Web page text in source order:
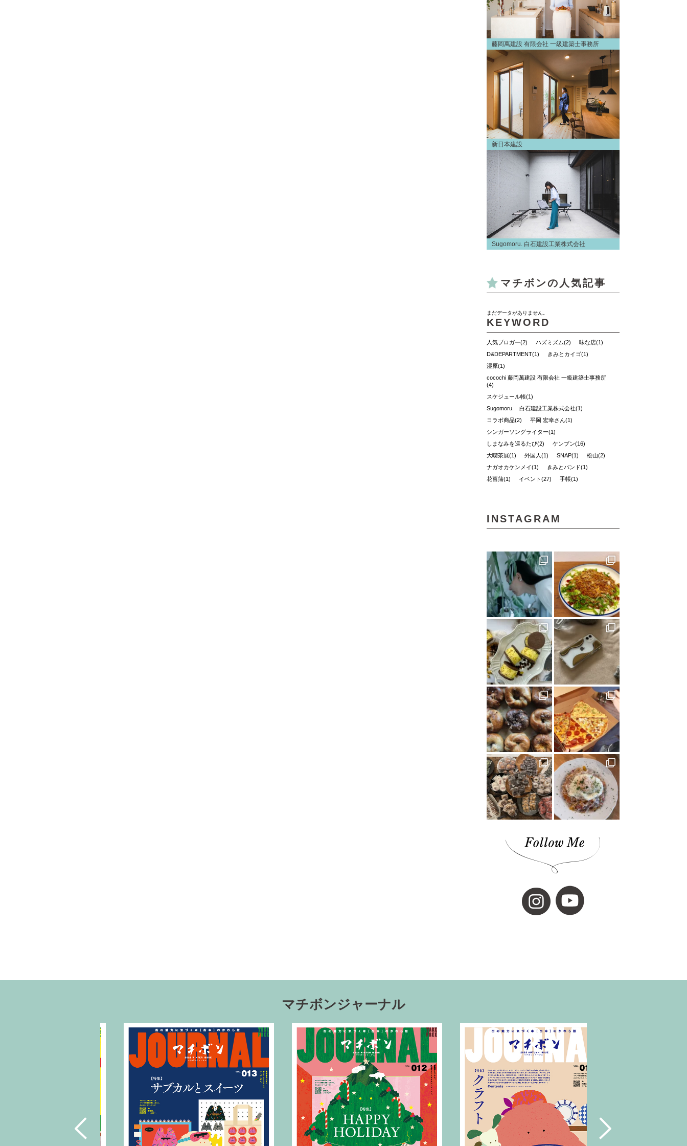
藤岡萬建設 有限会社 一級建築士事務所
新日本建設
Sugomoru. 白石建設工業株式会社
マチボンの人気記事
まだデータがありません。
KEYWORD
人気ブロガー(2) ハズミズム(2)
味な店(1)
D&DEPARTMENT(1)
きみとカイゴ(1)
湿原(1)
cocochi 藤岡萬建設 有限会社 一級建築士事務所
(4)
スケジュール帳(1)
Sugomoru. 白石建設工業株式会社(1)
コラボ商品(2)
平岡 宏幸さん(1)
シンガーソングライター(1)
しまなみを巡るたび(2)
ケンブン(16)
大喫茶展(1)
外国人(1) SNAP(1)
松山(2)
ナガオカケンメイ(1)
きみとバンド(1)
花菖蒲(1)
イベント(27)
手帳(1)
ちゃんゆ胃(1)
今治(2)
マルシャ(6)
KURASU(1)
ジビエ料理(1)
スパイス探訪(2)
ギフト(3)
タグを削除: YODOSENサポーター YODOSENサ
ポーター(1)
ほわいとファーム(4)
マルシェ(9)
隠れ家カフェ(1)
MACCHI(1)
愛媛のイイモノを探しに！(2)
石本藤雄(1)
愛媛県(1)
ヒロ建設工業(4)
岡村島(3)
民藝(3)
アーキテクト工房 Pure(2)
素敵な暮らしを訪ねて(1)
プレゼント(1)
予土線(1)
アイス(1) VOL.09(2)
パン屋(2)
mayudama(1)
大洲市(1)
砥部焼(2)
愛媛社会福祉協議会(1)
愛媛デザイナーズハウス(9)
今治市(3)
観光(4)
先進医療(1) VOL.06(1)
本(7)
予土線駅前マルシェ(1)
アイスクリーム(1)
80年代(2)
第二弾(2)
おそとごはん(1)
大街道(1)
forkids(1)
福祉(1)
技と心でつくるみかんジュース(1)
愛媛さくらひめシリーズ(1)
歴史(2)
cocochi 藤岡萬建設(1)
内原 由季さん(1)
本の轍(7)
佐田岬半島(1)
スイーツ(4)
昭和レトロ(2)
店(1)
みかん(1)
濵田農園(1)
日本酒(1)
グランピング(1)
暖炉のある暮らし(1)
子育て世代(1)
ロールケーキ(1)
ミロコカフェ(1)
松山市(26)
ライフスタイル(1)
愛媛みかん(1)
無添加ジュース「きわみ」(1)
さんさん物語(1)
子ども(1)
シェアハウス&民泊ゲストハウス(1)
道の駅(2)
ONLY ONE STYLE 昭和建設 一級建築士事務所
ミルク(1)
高級(1)
喫茶店(2)
マチボン 高知 vol.01(1)
コーヒー(1)
砥部(1)
メディカル(3)
宇和島市(2)
しまのぱんかふぇtetote(1)
平野 裕子さん(1)
奥伊予街道(2)
建築(1)
牛乳(1)
紅まどんな(1) 裏道(1)
高知(2)
東予(1)
珈琲(1)
グリーン(1)
心地よい場所(3)
ショップ(1)
INSTAGRAM
マチボンジャーナル